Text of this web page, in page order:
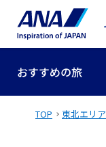
おすすめの旅
TOP 東北エリア